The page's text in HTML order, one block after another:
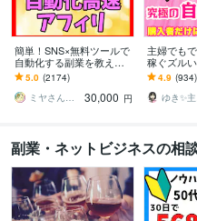
簡単！SNS×無料ツールで
自動化する副業を教えま
す 【マンツーマンサポー
ト】3ステップ作業！仕組
みを増産で加速化
5.0 (2174)
ミヤさん【ネットで月収450万円達成】
30,000 円
主婦でも
稼ぐズル
ます 3ステ
能！ほぼ
未聞のお
4.9 (934)
副業・ネットビジネスの相